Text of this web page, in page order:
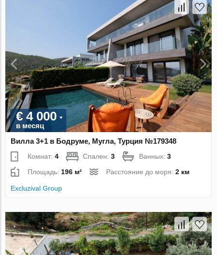
€ 4 000
в месяц
Вилла 3+1 в Бодруме, Мугла, Турция №179348
Комнат:4 Спален:3 Ванных:3
Площадь: 196 м² Расстояние до моря:2 км
Excluzival Group